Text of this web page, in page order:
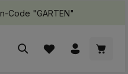
Code "GARTEN"